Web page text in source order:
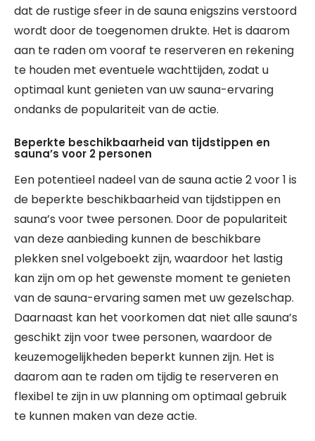
dat de rustige sfeer in de sauna enigszins verstoord
wordt door de toegenomen drukte. Het is daarom
aan te raden om vooraf te reserveren en rekening
te houden met eventuele wachttijden, zodat u
optimaal kunt genieten van uw sauna-ervaring
ondanks de populariteit van de actie.
Beperkte beschikbaarheid van tijdstippen en
sauna’s voor 2 personen
Een potentieel nadeel van de sauna actie 2 voor 1 is
de beperkte beschikbaarheid van tijdstippen en
sauna’s voor twee personen. Door de populariteit
van deze aanbieding kunnen de beschikbare
plekken snel volgeboekt zijn, waardoor het lastig
kan zijn om op het gewenste moment te genieten
van de sauna-ervaring samen met uw gezelschap.
Daarnaast kan het voorkomen dat niet alle sauna’s
geschikt zijn voor twee personen, waardoor de
keuzemogelijkheden beperkt kunnen zijn. Het is
daarom aan te raden om tijdig te reserveren en
flexibel te zijn in uw planning om optimaal gebruik
te kunnen maken van deze actie.